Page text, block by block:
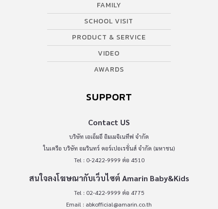
FAMILY
SCHOOL VISIT
PRODUCT & SERVICE
VIDEO
AWARDS
SUPPORT
Contact US
บริษัท เอเอ็มอี อิมเมจิเนทีฟ จำกัด
ในเครือ บริษัท อมรินทร์ คอร์เปอเรชั่นส์ จำกัด (มหาชน)
Tel : 0-2422-9999 ต่อ 4510
สนใจลงโฆษณากับเว็บไซต์ Amarin Baby&Kids
Tel : 02-422-9999 ต่อ 4775
Email : abkofficial@amarin.co.th